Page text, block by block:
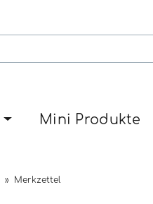
Mini Produkte
» Merkzettel